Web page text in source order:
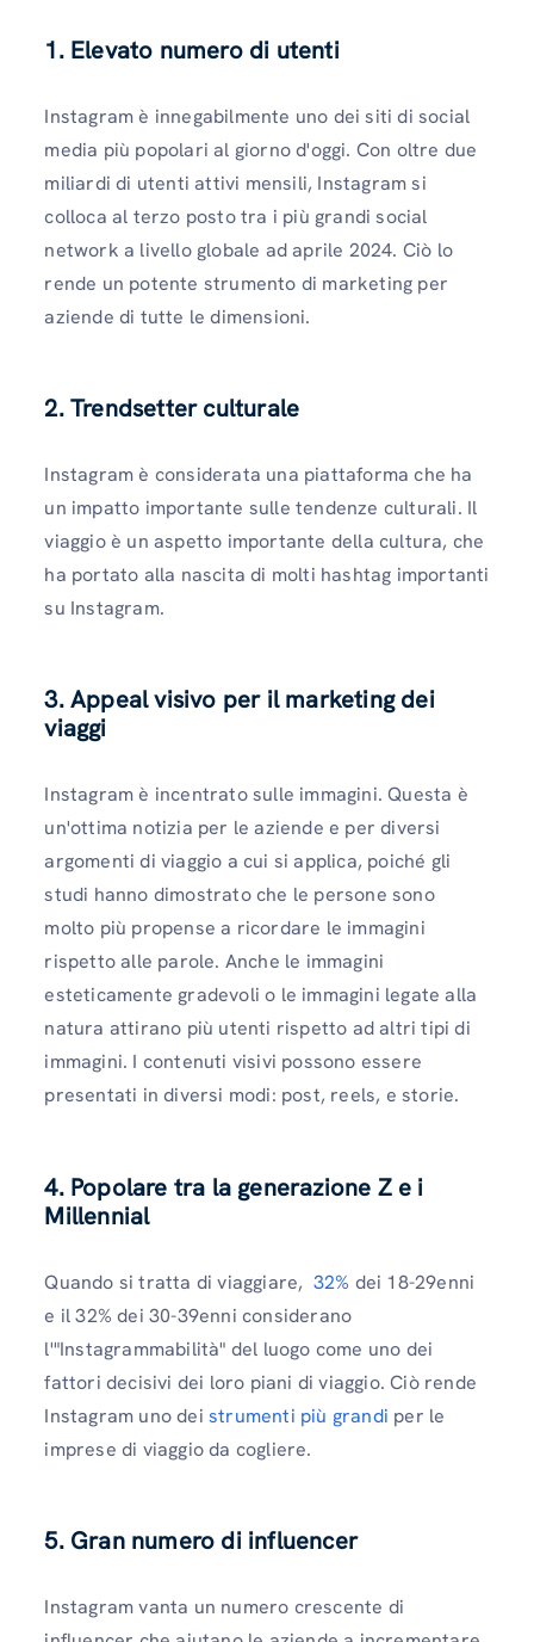
1. Elevato numero di utenti
Instagram è innegabilmente uno dei siti di social
media più popolari al giorno d'oggi. Con oltre due
miliardi di utenti attivi mensili, Instagram si
colloca al terzo posto tra i più grandi social
network a livello globale ad aprile 2024. Ciò lo
rende un potente strumento di marketing per
aziende di tutte le dimensioni.
2. Trendsetter culturale
Instagram è considerata una piattaforma che ha
un impatto importante sulle tendenze culturali. Il
viaggio è un aspetto importante della cultura, che
ha portato alla nascita di molti hashtag importanti
su Instagram.
3. Appeal visivo per il marketing dei
viaggi
Instagram è incentrato sulle immagini. Questa è
un'ottima notizia per le aziende e per diversi
argomenti di viaggio a cui si applica, poiché gli
studi hanno dimostrato che le persone sono
molto più propense a ricordare le immagini
rispetto alle parole. Anche le immagini
esteticamente gradevoli o le immagini legate alla
natura attirano più utenti rispetto ad altri tipi di
immagini. I contenuti visivi possono essere
presentati in diversi modi: post, reels, e storie.
4. Popolare tra la generazione Z e i
Millennial
Quando si tratta di viaggiare, 32% dei 18-29enni
e il 32% dei 30-39enni considerano
l'"Instagrammabilità" del luogo come uno dei
fattori decisivi dei loro piani di viaggio. Ciò rende
Instagram uno dei strumenti più grandi per le
imprese di viaggio da cogliere.
5. Gran numero di influencer
Instagram vanta un numero crescente di